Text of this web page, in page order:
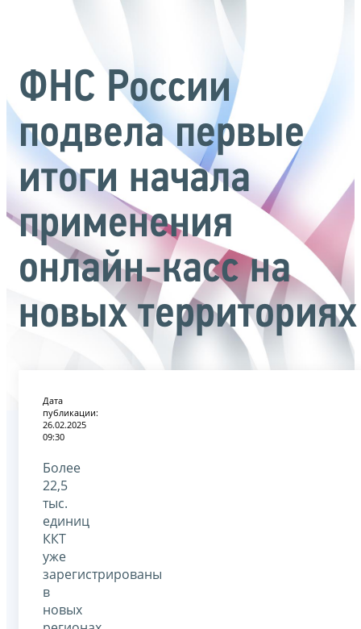
ФНС России
подвела первые
итоги начала
применения
онлайн-касс на
новых территориях
Дата
публикации:
26.02.2025
09:30
Более
22,5
тыс.
единиц
ККТ
уже
зарегистрированы
в
новых